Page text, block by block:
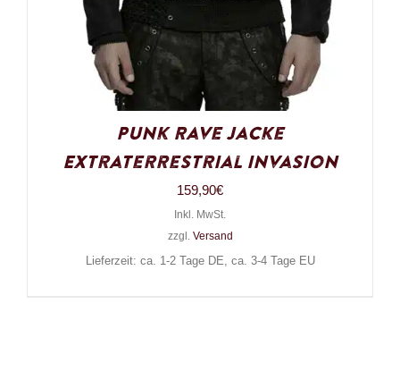
Punk Rave Jacke
Extraterrestrial Invasion
159,90€
Inkl. MwSt.
zzgl. Versand
Lieferzeit: ca. 1-2 Tage DE, ca. 3-4 Tage EU